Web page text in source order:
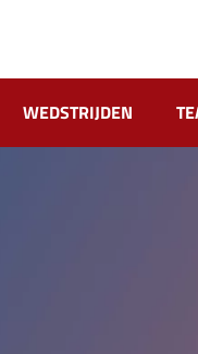
WEDSTRIJDEN